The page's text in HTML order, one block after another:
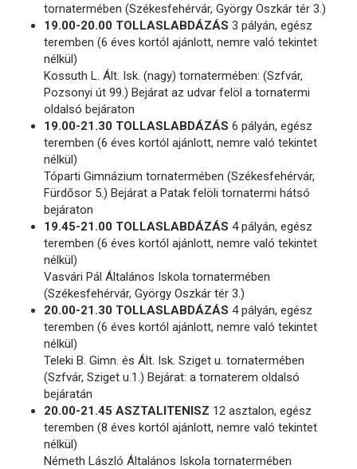
tornatermében (Székesfehérvár, György Oszkár tér 3.)
19.00-20.00 TOLLASLABDÁZÁS 3 pályán, egész
teremben (6 éves kortól ajánlott, nemre való tekintet
nélkül)
Kossuth L. Ált. Isk. (nagy) tornatermében: (Szfvár,
Pozsonyi út 99.) Bejárat az udvar felöl a tornatermi
oldalsó bejáraton
19.00-21.30 TOLLASLABDÁZÁS 6 pályán, egész
teremben (6 éves kortól ajánlott, nemre való tekintet
nélkül)
Tóparti Gimnázium tornatermében (Székesfehérvár,
Fürdősor 5.) Bejárat a Patak felöli tornatermi hátsó
bejáraton
19.45-21.00 TOLLASLABDÁZÁS 4 pályán, egész
teremben (6 éves kortól ajánlott, nemre való tekintet
nélkül)
Vasvári Pál Általános Iskola tornatermében
(Székesfehérvár, György Oszkár tér 3.)
20.00-21.30 TOLLASLABDÁZÁS 4 pályán, egész
teremben (6 éves kortól ajánlott, nemre való tekintet
nélkül)
Teleki B. Gimn. és Ált. Isk. Sziget u. tornatermében
(Szfvár, Sziget u.1.) Bejárat: a tornaterem oldalsó
bejáratán
20.00-21.45 ASZTALITENISZ 12 asztalon, egész
teremben (8 éves kortól ajánlott, nemre való tekintet
nélkül)
Németh László Általános Iskola tornatermében